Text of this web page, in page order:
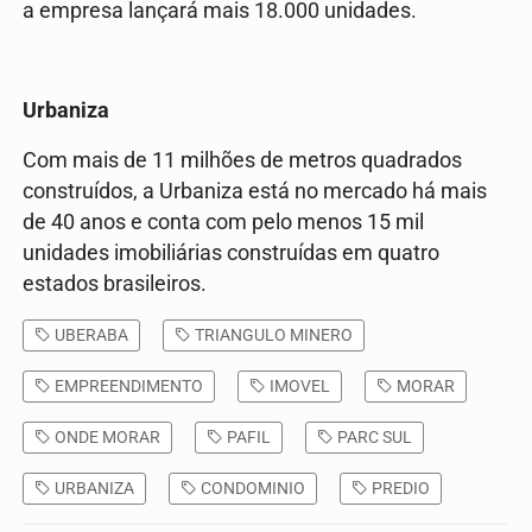
a empresa lançará mais 18.000 unidades.
Urbaniza
Com mais de 11 milhões de metros quadrados
construídos, a Urbaniza está no mercado há mais
de 40 anos e conta com pelo menos 15 mil
unidades imobiliárias construídas em quatro
estados brasileiros.
UBERABA TRIANGULO MINERO
EMPREENDIMENTO IMOVEL MORAR
ONDE MORAR PAFIL PARC SUL
URBANIZA CONDOMINIO PREDIO